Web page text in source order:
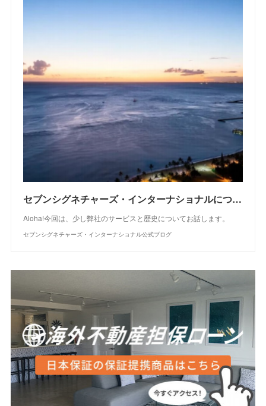
セブンシグネチャーズ・インターナショナルについて
Aloha!今回は、少し弊社のサービスと歴史についてお話します。
セブンシグネチャーズ・インターナショナル公式ブログ